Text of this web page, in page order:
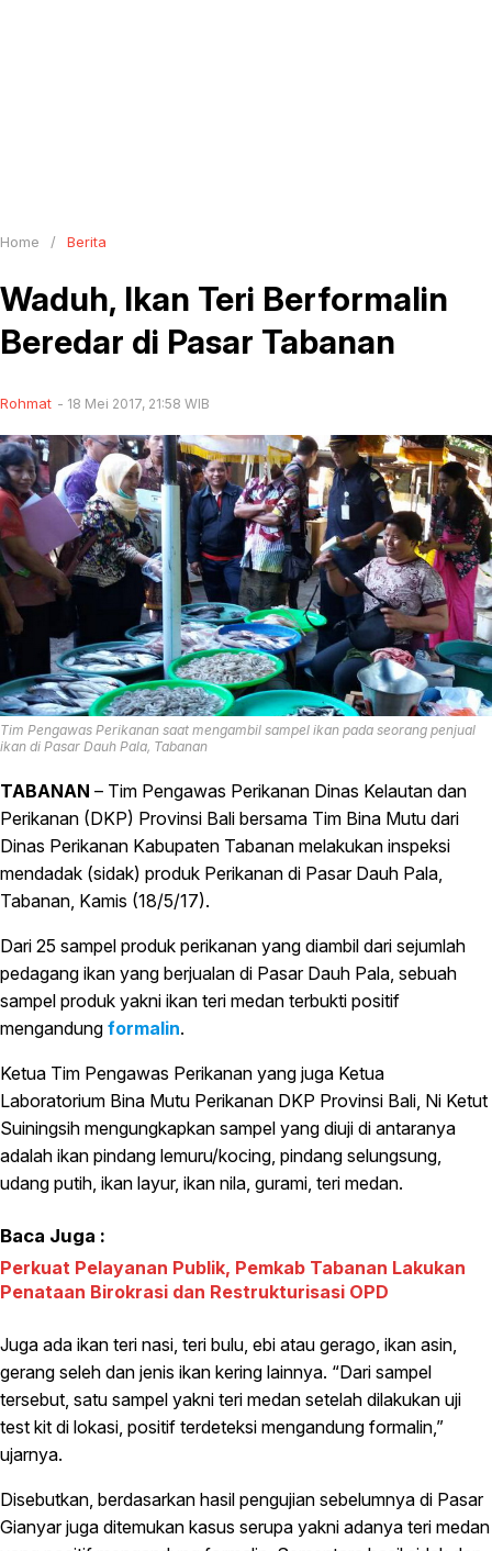
Home / Berita
Waduh, Ikan Teri Berformalin
Beredar di Pasar Tabanan
Rohmat 18 Mei 2017, 21:58 WIB
Tim Pengawas Perikanan saat mengambil sampel ikan pada seorang penjual
ikan di Pasar Dauh Pala, Tabanan
TABANAN – Tim Pengawas Perikanan Dinas Kelautan dan
Perikanan (DKP) Provinsi Bali bersama Tim Bina Mutu dari
Dinas Perikanan Kabupaten Tabanan melakukan inspeksi
mendadak (sidak) produk Perikanan di Pasar Dauh Pala,
Tabanan, Kamis (18/5/17).
Dari 25 sampel produk perikanan yang diambil dari sejumlah
pedagang ikan yang berjualan di Pasar Dauh Pala, sebuah
sampel produk yakni ikan teri medan terbukti positif
mengandung formalin.
Ketua Tim Pengawas Perikanan yang juga Ketua
Laboratorium Bina Mutu Perikanan DKP Provinsi Bali, Ni Ketut
Suiningsih mengungkapkan sampel yang diuji di antaranya
adalah ikan pindang lemuru/kocing, pindang selungsung,
udang putih, ikan layur, ikan nila, gurami, teri medan.
Baca Juga :
Perkuat Pelayanan Publik, Pemkab Tabanan Lakukan
Penataan Birokrasi dan Restrukturisasi OPD
Juga ada ikan teri nasi, teri bulu, ebi atau gerago, ikan asin,
gerang seleh dan jenis ikan kering lainnya. “Dari sampel
tersebut, satu sampel yakni teri medan setelah dilakukan uji
test kit di lokasi, positif terdeteksi mengandung formalin,”
ujarnya.
Disebutkan, berdasarkan hasil pengujian sebelumnya di Pasar
Gianyar juga ditemukan kasus serupa yakni adanya teri medan